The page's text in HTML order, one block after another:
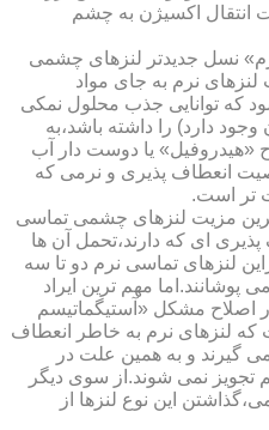
انتقال اکسیژن به چشم
نسل جدیدتر لنزهای چشمی
نرم به جای مواد
که توانایی جذب محلول نمکی
دارد) را داشته باشد،به
«هیدروفیل» یا دوست دار آب
انعطاف پذیری و نرمی که
تر است.
مزیت لنزهای چشمی تماسی
ای که دارند،تحمل آن ها
لنزهای تماسی نرم دو تا سه
پوشانند.اما مهم ترین ایراد
اصلاح مشکل «آستیگماتیسم
که لنزهای نرم به خاطر انعطاف
گیرند و به همین علت در
تجویز نمی شوند.از سوی دیگر
این نوع لنزها از